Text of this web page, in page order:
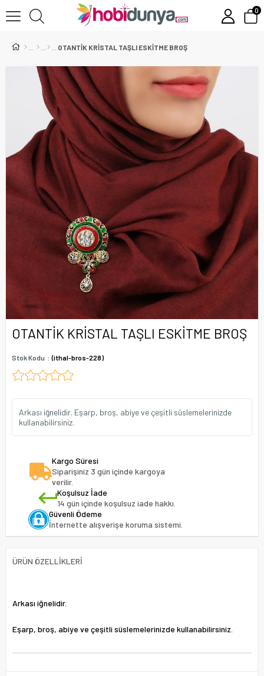
0
OTANTİK KRİSTAL TAŞLI ESKİTME BROŞ
OTANTİK KRİSTAL TAŞLI ESKİTME BROŞ
Stok Kodu (ithal-bros-228)
Arkası iğnelidir. Eşarp, broş, abiye ve çeşitli süslemelerinizde
kullanabilirsiniz.
Kargo Süresi
Siparişiniz 3 gün içinde kargoya
verilir.
Koşulsuz İade
14 gün içinde koşulsuz iade hakkı.
Güvenli Ödeme
İnternette alışverişe koruma sistemi.
ÜRÜN ÖZELLIKLERI
Arkası iğnelidir.
Eşarp, broş, abiye ve çeşitli süslemelerinizde kullanabilirsiniz.